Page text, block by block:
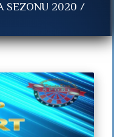
SEZONU 2020 /